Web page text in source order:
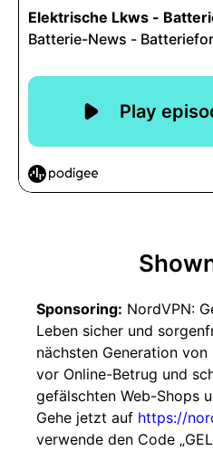
Sponsoring: NordVPN:
Leben sicher und
nächsten Generation
vor Online-Betrug und
gefälschten Web-Shops
Gehe jetzt auf https://
verwende den Code